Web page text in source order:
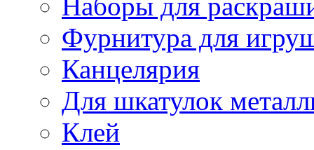
Фурнитура для
Канцелярия
Для шкатулок
Клей